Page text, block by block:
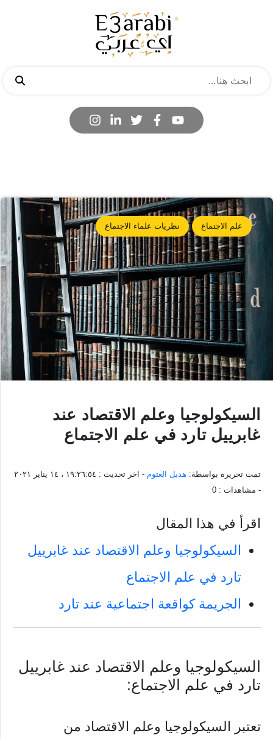
علم الاجتماع نظريات علماء الاجتماع
السيكولوجيا وعلم الاقتصاد عند
غابرييل تارد في علم الاجتماع
تمت تحريره بواسطة: هديل العتوم - اخر تحديث : ١٩:٢٦:٥٤ ، ١٤ يناير ٢٠٢١
- مشاهدات : 0
اقرأ في هذا المقال
السيكولوجيا وعلم الاقتصاد عند غابرييل
تارد في علم الاجتماع
الجريمة كواقعة اجتماعية عند تارد
السيكولوجيا وعلم الاقتصاد عند غابرييل
تارد في علم الاجتماع:
تعتبر السيكولوجيا وعلم الاقتصاد من